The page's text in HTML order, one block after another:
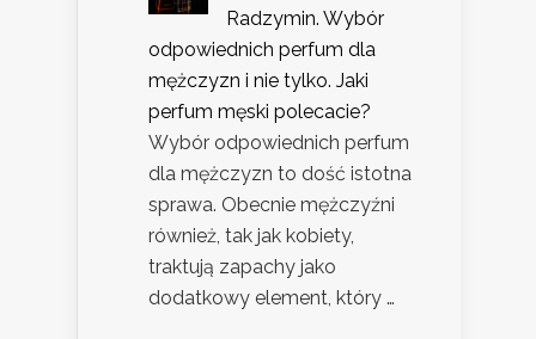
Radzymin. Wybór
odpowiednich perfum dla
mężczyzn i nie tylko. Jaki
perfum męski polecacie?
Wybór odpowiednich perfum
dla mężczyzn to dość istotna
sprawa. Obecnie mężczyźni
również, tak jak kobiety,
traktują zapachy jako
dodatkowy element, który …